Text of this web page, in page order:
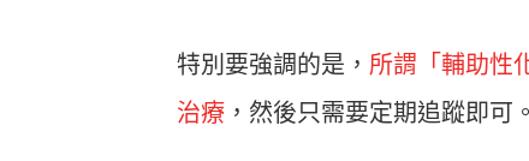
特別要強調的是， 所謂「輔助性
治療 ，然後只需要定期追蹤即可。